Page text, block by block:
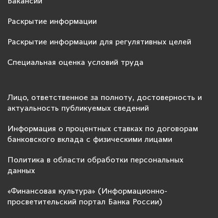
Раскрытие информации
Раскрытие информации для регулятивных целей
Специальная оценка условий труда
Лицо, ответственное за полноту, достоверность и
актуальность публикуемых сведений
Информация о процентных ставках по договорам
банковского вклада с физическими лицами
Политика в области обработки персональных
данных
«Финансовая культура» (Информационно-
просветительский портал Банка России)